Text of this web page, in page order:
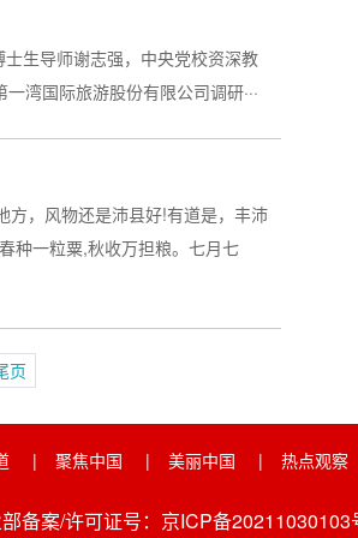
生导师谢志强，中央党校资深教
湾国际旅游股份有限公司调研···
方，风物还是沛县好!有道是，丰沛
种一粒粟,秋收万担粮。七月七
页
| 聚焦中国 | 美丽中国 | 热点观察
备案/许可证号：京ICP备20211030103